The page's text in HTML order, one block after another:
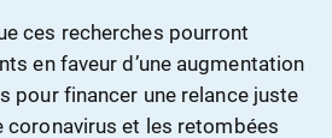
ces recherches pourront
en faveur d’une augmentation
pour financer une relance juste
coronavirus et les retombées